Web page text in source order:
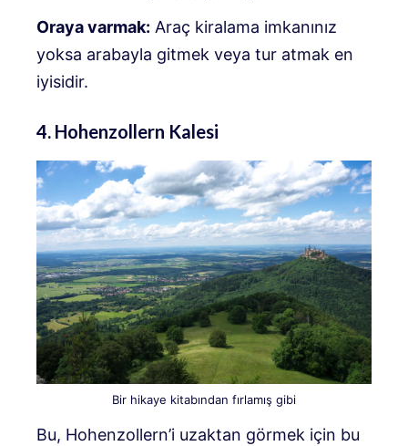
Oraya varmak: Araç kiralama imkanınız
yoksa arabayla gitmek veya tur atmak en
iyisidir.
4. Hohenzollern Kalesi
Bir hikaye kitabından fırlamış gibi
Bu, Hohenzollern’i uzaktan görmek için bu